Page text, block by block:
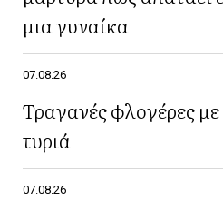
μια γυναίκα
07.08.26
Τραγανές φλογέρες
τυριά
07.08.26